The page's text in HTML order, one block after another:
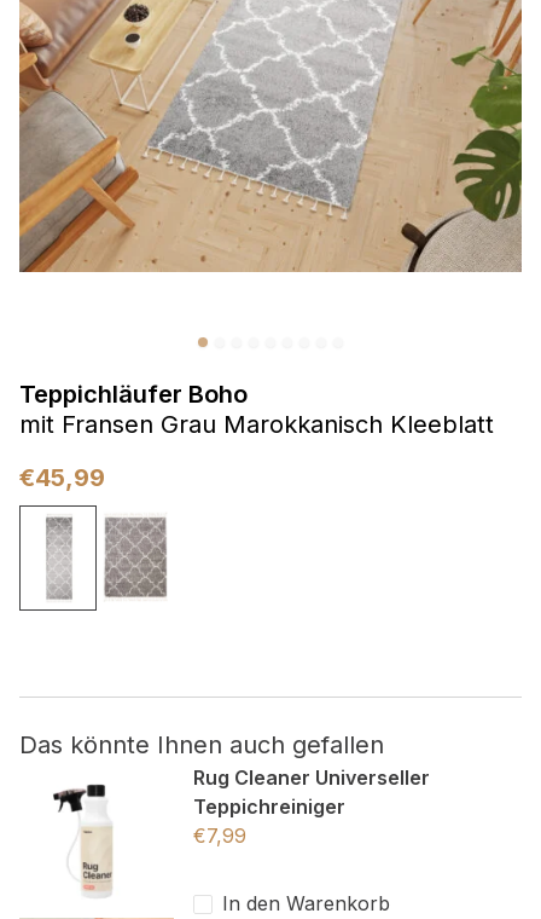
Teppichläufer Boho
mit Fransen Grau Marokkanisch Kleeblatt
€45,99
Das könnte Ihnen auch gefallen
Rug Cleaner Universeller
Teppichreiniger
€7,99
In den Warenkorb
Präferenzen
Präferenz-Cookies ermöglichen es einer Website,
Informationen zu speichern, die die Art und Weise ändern,
wie die Website aussieht oder funktioniert, wie zum Beispiel
Ihre bevorzugte Sprache oder die Region, in der Sie sich
befinden.
Statistik
Marketing
Websites hinweg zu verfolgen. Das Ziel ist es, Anzeigen
anzuzeigen, die für den einzelnen Benutzer relevant und
ansprechend sind und somit wertvoller für Herausgeber und
Werbetreibende Dritter sind.
Nicht kategorisiert.
wurden.
Alle ablehnen
Meine Einstellungen speichern